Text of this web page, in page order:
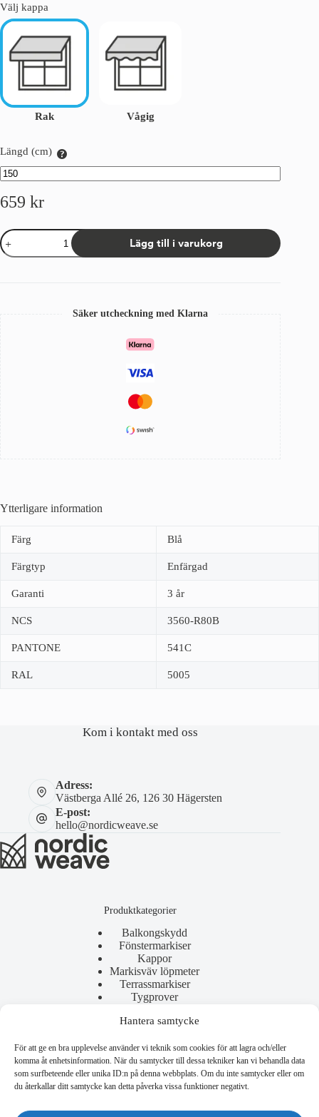
Hantera samtycke
För att ge en bra upplevelse använder vi teknik som cookies för att lagra och/eller
komma åt enhetsinformation. När du samtycker till dessa tekniker kan vi behandla data
som surfbeteende eller unika ID:n på denna webbplats. Om du inte samtycker eller om
du återkallar ditt samtycke kan detta påverka vissa funktioner negativt.
Välj kappa
Rak Vågig
Längd (cm)
659 kr
Kappa
Sandatex
13
Lägg till i varukorg
Säker utcheckning med Klarna
Ytterligare information
Färg Blå
Färgtyp Enfärgad
Garanti 3 år
NCS 3560-R80B
PANTONE 541C
RAL 5005
Kom i kontakt med oss
Adress:
Västberga Allé 26, 126 30 Hägersten
E-post:
hello@nordicweave.se
Produktkategorier
Balkongskydd
Fönstermarkiser
Kappor
Markisväv löpmeter
Terrassmarkiser
Tygprover
Användbara länkar
Allmänna villkor
Reklamation